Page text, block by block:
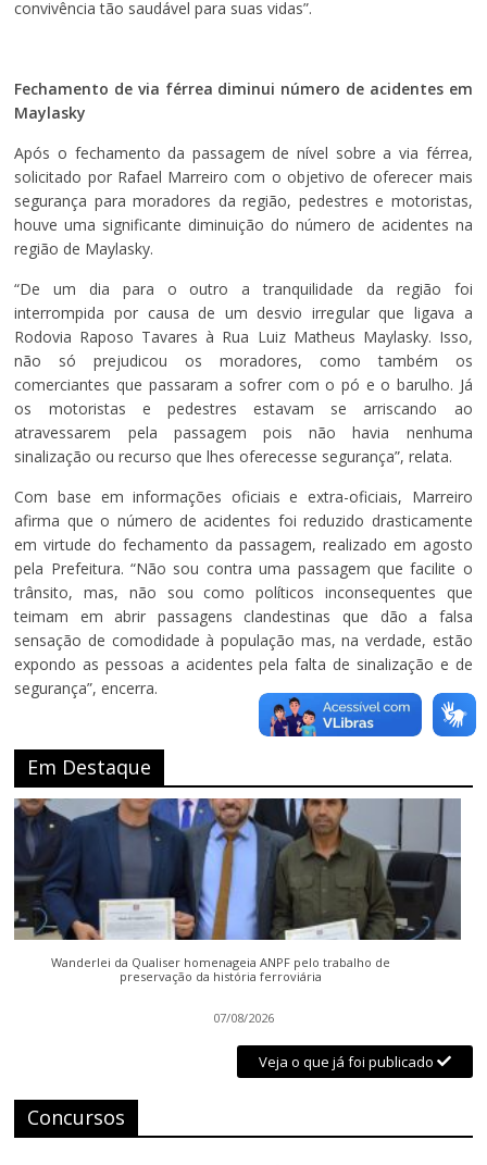
convivência tão saudável para suas vidas”.
Fechamento de via férrea diminui número de acidentes em
Maylasky
Após o fechamento da passagem de nível sobre a via férrea,
solicitado por Rafael Marreiro com o objetivo de oferecer mais
segurança para moradores da região, pedestres e motoristas,
houve uma significante diminuição do número de acidentes na
região de Maylasky.
“De um dia para o outro a tranquilidade da região foi
interrompida por causa de um desvio irregular que ligava a
Rodovia Raposo Tavares à Rua Luiz Matheus Maylasky. Isso,
não só prejudicou os moradores, como também os
comerciantes que passaram a sofrer com o pó e o barulho. Já
os motoristas e pedestres estavam se arriscando ao
atravessarem pela passagem pois não havia nenhuma
sinalização ou recurso que lhes oferecesse segurança”, relata.
Com base em informações oficiais e extra-oficiais, Marreiro
afirma que o número de acidentes foi reduzido drasticamente
em virtude do fechamento da passagem, realizado em agosto
pela Prefeitura. “Não sou contra uma passagem que facilite o
trânsito, mas, não sou como políticos inconsequentes que
teimam em abrir passagens clandestinas que dão a falsa
sensação de comodidade à população mas, na verdade, estão
expondo as pessoas a acidentes pela falta de sinalização e de
segurança”, encerra.
Em Destaque
Wanderlei da Qualiser homenageia ANPF pelo trabalho de
preservação da história ferroviária
07/08/2026
Veja o que já foi publicado
Concursos